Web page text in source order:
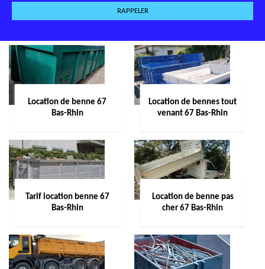
Location de benne 67
Bas-Rhin
Location de bennes tout
venant 67 Bas-Rhin
Tarif location benne 67
Bas-Rhin
Location de benne pas
cher 67 Bas-Rhin